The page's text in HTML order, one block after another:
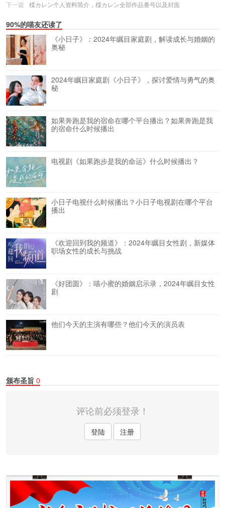
下一篇 楪カレン个人资料简介，楪カレン全部作品番号以及封面
90%的喵友还读了
《小日子》：2024年瞩目家庭剧，解读成长与婚姻的
奥秘
2024年瞩目家庭剧《小日子》，探讨爱情与勇气的奥
秘
如果奔跑是我的宿命在哪个平台播出？如果奔跑是我
的宿命什么时候播出
电视剧《如果跑步是我的命运》什么时候播出？
小日子电视什么时候播出？小日子电视剧在哪个平台
播出
《欢迎回到我的频道》：2024年瞩目女性剧，新媒体
职场女性的成长与挑战
《好团圆》：喵小蜜的婚姻启示录，2024年瞩目女性
剧
他们今天的主演有哪些？他们今天的演员表
颁布圣旨 0
评论前必须登录！
登陆 注册